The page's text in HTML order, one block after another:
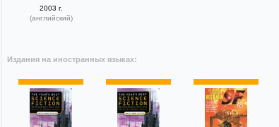
2003 г.
(английский)
Издания на иностранных языках: